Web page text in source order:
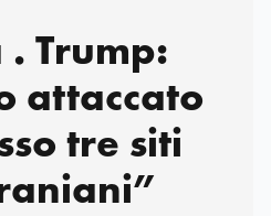
attaccato
tre siti